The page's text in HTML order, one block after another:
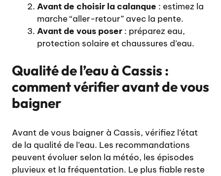
Avant de choisir la calanque : estimez la
marche “aller-retour” avec la pente.
Avant de vous poser : préparez eau,
protection solaire et chaussures d’eau.
Qualité de l’eau à Cassis :
comment vérifier avant de vous
baigner
Avant de vous baigner à Cassis, vérifiez l’état
de la qualité de l’eau. Les recommandations
peuvent évoluer selon la météo, les épisodes
pluvieux et la fréquentation. Le plus fiable reste